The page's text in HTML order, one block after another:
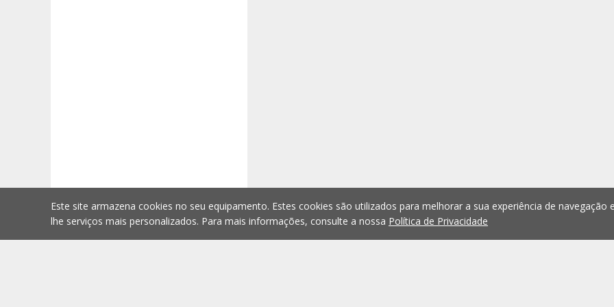
Este site armazena cookies no seu equipamento. Estes cookies são utilizados para melhorar a sua experiência de navegação
lhe serviços mais personalizados. Para mais informações, consulte a nossa Política de Privacidade